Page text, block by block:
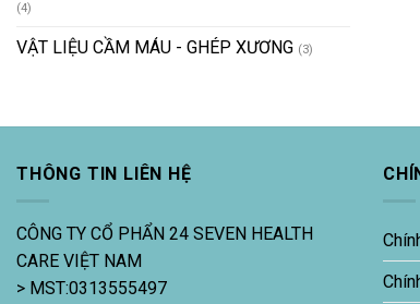
(4)
VẬT LIỆU CẦM MÁU - GHÉP XƯƠNG (3)
THÔNG TIN LIÊN HỆ
CÔNG TY CỔ PHẨN 24 SEVEN HEALTH
CARE VIỆT NAM
> MST:0313555497